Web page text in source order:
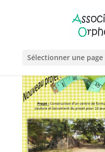
Sélectionner une page